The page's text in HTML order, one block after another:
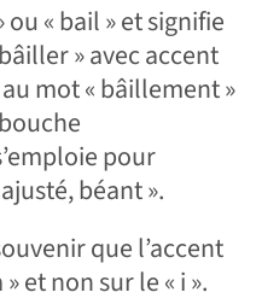
« bail » et signifie
» avec accent
mot « bâillement »
pour
béant ».
que l’accent
et non sur le « i ».